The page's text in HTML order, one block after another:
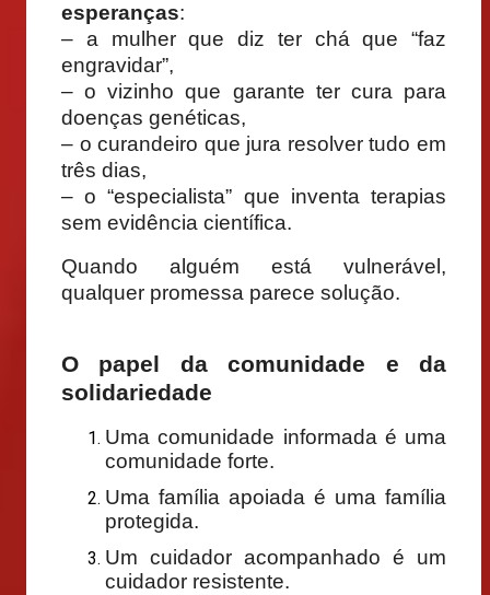
esperanças:
– a mulher que diz ter chá que “faz
engravidar”,
– o vizinho que garante ter cura para
doenças genéticas,
– o curandeiro que jura resolver tudo em
três dias,
– o “especialista” que inventa terapias
sem evidência científica.
Quando alguém está vulnerável,
qualquer promessa parece solução.
O papel da comunidade e da
solidariedade
Uma comunidade informada é uma
comunidade forte.
Uma família apoiada é uma família
protegida.
Um cuidador acompanhado é um
cuidador resistente.